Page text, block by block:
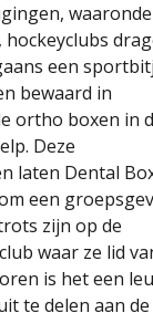
een
bewaard in
ortho boxen in
Deze
laten Dental
een
zijn op de
waar ze lid
is het een
te delen aan de